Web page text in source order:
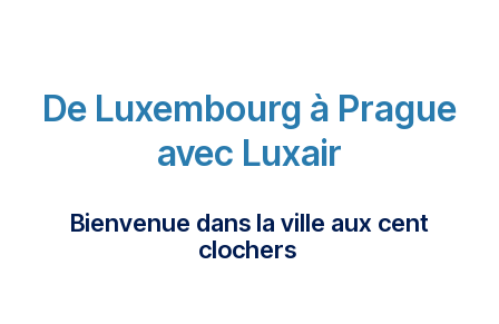
De Luxembourg à Prague
avec Luxair
Bienvenue dans la ville aux cent
clochers